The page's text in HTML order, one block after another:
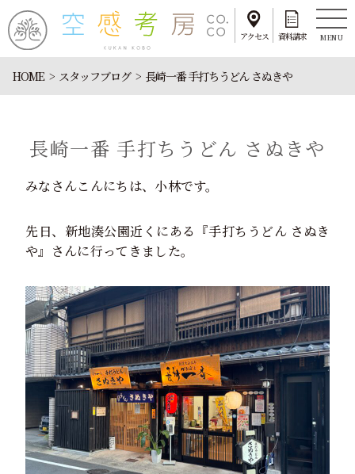
アクセス 資料請求 MENU
HOME スタッフブログ 長崎一番 手打ちうどん さぬきや
長崎一番 手打ちうどん さぬきや
みなさんこんにちは、小林です。
先日、新地湊公園近くにある『手打ちうどん さぬき
や』さんに行ってきました。